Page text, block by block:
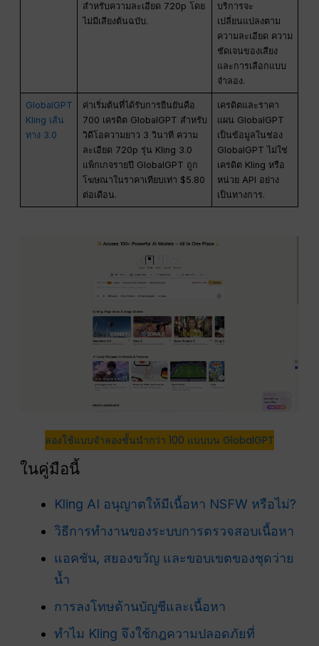
สำหรับความละเอียด 720p โดย
ไม่มีเสียงต้นฉบับ.
บริการจะ
เปลี่ยนแปลงตาม
ความละเอียด ความ
ชัดเจนของเสียง
และการเลือกแบบ
จำลอง.
GlobalGPT
Kling เส้น
ทาง 3.0
ค่าเริ่มต้นที่ได้รับการยืนยันคือ
700 เครดิต GlobalGPT สำหรับ
วิดีโอความยาว 3 วินาที ความ
ละเอียด 720p รุ่น Kling 3.0
แพ็กเกจรายปี GlobalGPT ถูก
โฆษณาในราคาเทียบเท่า $5.80
ต่อเดือน.
เครดิตและราคา
แผน GlobalGPT
เป็นข้อมูลในช่อง
GlobalGPT ไม่ใช่
เครดิต Kling หรือ
หน่วย API อย่าง
เป็นทางการ.
ลองใช้แบบจำลองชั้นนำกว่า 100 แบบบน GlobalGPT
ในคู่มือนี้
Kling AI อนุญาตให้มีเนื้อหา NSFW หรือไม่?
วิธีการทำงานของระบบการตรวจสอบเนื้อหา
แอคชัน, สยองขวัญ และขอบเขตของชุดว่าย
น้ำ
การลงโทษด้านบัญชีและเนื้อหา
ทำไม Kling จึงใช้กฎความปลอดภัยที่